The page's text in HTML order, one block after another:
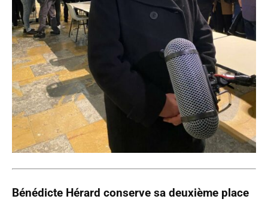
Bénédicte Hérard conserve sa deuxième place